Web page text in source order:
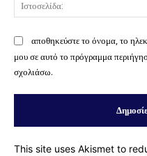
αποθηκεύστε το όνομα, το
μου σε αυτό το πρόγραμμα
σχολιάσω.
This site uses Akismet to